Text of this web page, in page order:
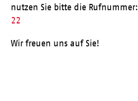
nutzen Sie bitte die Rufnummer:
22
Wir freuen uns auf Sie!